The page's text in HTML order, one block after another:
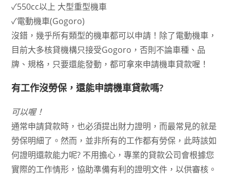
✓550cc以上 大型重型機車
✓電動機車(Gogoro)
沒錯，幾乎所有類型的機車都可以申請！除了電動機車，
目前大多核貸機構只接受Gogoro，否則不論車種、品
牌、規格，只要還能發動，都可拿來申請機車貸款喔！
有工作沒勞保，還能申請機車貸款嗎?
可以喔！
通常申請貸款時，也必須提出財力證明，而最常見的就是
勞保明細了。然而，並非所有的工作都有勞保，此時該如
何證明還款能力呢? 不用擔心，專業的貸款公司會根據您
實際的工作情形，協助準備有利的證明文件，以供審核。